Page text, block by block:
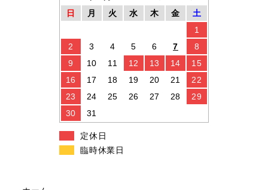
日
月 火 水 木 金
土
1
2
3 4 5 6 7
8
9
10 11 12 13 14
15
16
17 18 19 20 21
22
23
24 25 26 27 28
29
30
31
定休日
臨時休業日